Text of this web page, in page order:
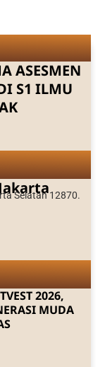
ASESMEN
S1 ILMU
Selatan 12870.
2026,
MUDA